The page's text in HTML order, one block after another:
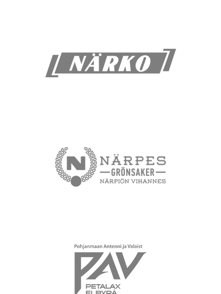
Närko
Närpes Grönsaker
PAV